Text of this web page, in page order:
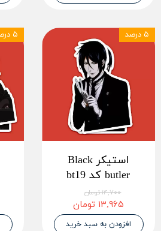
استیکر Black
butler کد bt19
۱۴,۷۰۰ تومان
۱۳,۹۶۵ تومان
افزودن به سبد خرید
۵ درصد ۵ درصد